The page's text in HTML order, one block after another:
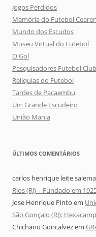
Jogos Perdidos
Memória do Futebol
Mundo dos Escudos
Museu Virtual do Futebol
O Gol
Pesquisadores Futebol
Relíquias do Futebol
Tardes de Pacaembu
Um Grande Escudeiro
União Mania
ÚLTIMOS COMENTÁRIOS
carlos henrique leite salema
Rios (RJ) – Fundado em
Jose Henrique Pinto em
São Gonçalo (RJ):
Chichano Goncalvezem